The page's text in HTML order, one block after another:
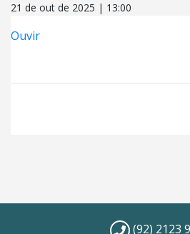
21 de out de 2025 | 13:00
Ouvir
(92) 2123